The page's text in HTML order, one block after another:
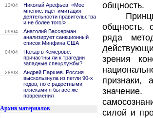
13/04
Николай Арефьев: «Мое
мнение: идет имитация
деятельности правительства
и не более того!»
09/04
Анатолий Вассерман
анализирует санкционный
список Минфина США
04/04
Пожар в Кемерове:
причастны ли к трагедии
западные спецслужбы?
28/03
Андрей Паршев. Россия
выскользнула из петли 90-х
годов, но с радостными
плясками я бы все же
повременил
Архив материалов
общность.
общность,
ряда
зрения
признаки,
силой и